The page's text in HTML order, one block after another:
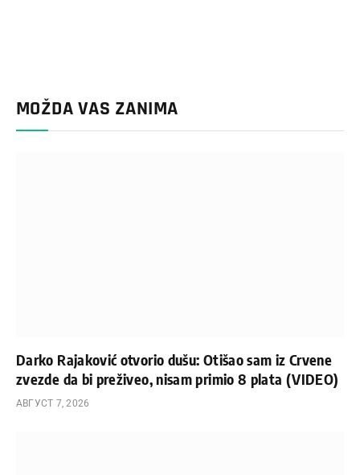
MOŽDA VAS ZANIMA
Darko Rajaković otvorio dušu: Otišao sam iz Crvene
zvezde da bi preživeo, nisam primio 8 plata (VIDEO)
АВГУСТ 7, 2026